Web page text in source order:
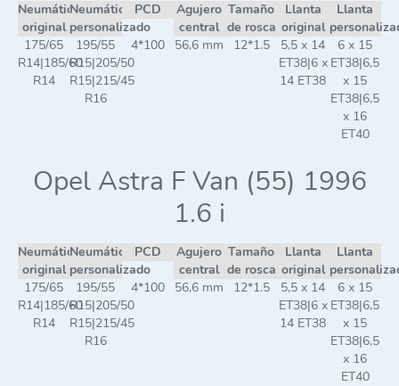
Neumático
original
Neumático
personalizado
PCD
Agujero
central
Tamaño
de rosca
Llanta
original
Llanta
175/65
R14|185/60
R14
195/55
R15|205/50
R15|215/45
R16
4*100 56,6 mm 12*1.5
5,5 x 14
ET38|6 x
14 ET38
6 x 15
ET38|6,5
x 15
ET38|6,5
x 16
ET40
Opel Astra F Van (55) 1996
1.6 i
Neumático
original
Neumático
personalizado
PCD
Agujero
central
Tamaño
de rosca
Llanta
original
Llanta
175/65
R14|185/60
R14
195/55
R15|205/50
R15|215/45
R16
4*100 56,6 mm 12*1.5
5,5 x 14
ET38|6 x
14 ET38
6 x 15
ET38|6,5
x 15
ET38|6,5
x 16
ET40